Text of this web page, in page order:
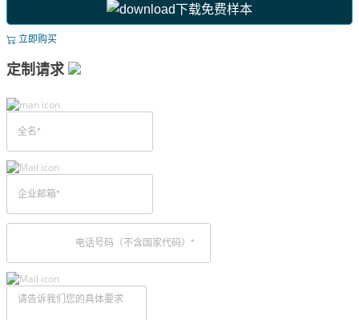
下载免费样本
立即购买
定制请求